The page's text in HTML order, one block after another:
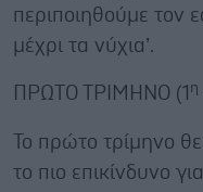
περιποιηθούμε τον
μέχρι τα νύχια’.
ΠΡΩΤΟ ΤΡΙΜΗΝΟ (1 η
Το πρώτο τρίμηνο
το πιο επικίνδυνο